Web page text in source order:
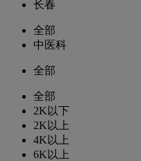
长春
全部
中医科
全部
全部
2K以下
2K以上
4K以上
6K以上